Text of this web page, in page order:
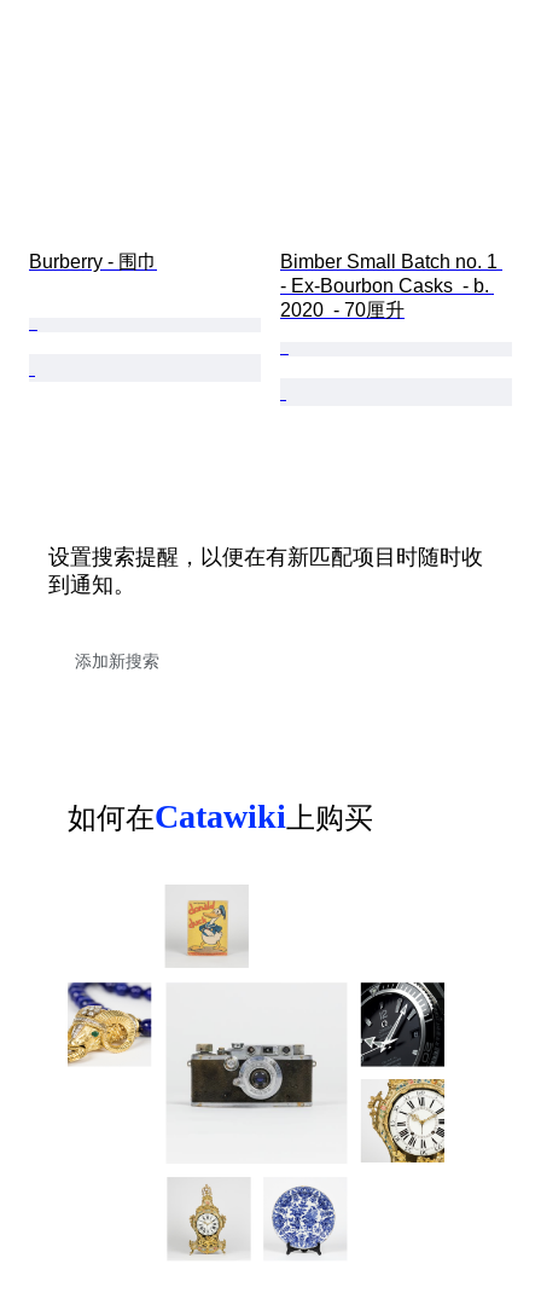
Burberry - 围巾
Bimber Small Batch no. 1
- Ex-Bourbon Casks  - b.
2020  - 70厘升
设置搜索提醒，以便在有新匹配项目时随时收
到通知。
如何在Catawiki上购买